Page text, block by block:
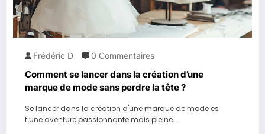
Frédéric D 0 Commentaires
Comment se lancer dans la création d’une
marque de mode sans perdre la tête ?
Se lancer dans la création d'une marque de mode es
t une aventure passionnante mais pleine…